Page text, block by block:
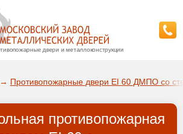
двери и металлоконструкции
ДА!
→ Противопожарные двери EI 60 ДМПО со
противопожарная